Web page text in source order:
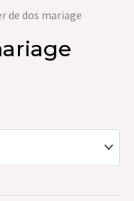
de dos mariage